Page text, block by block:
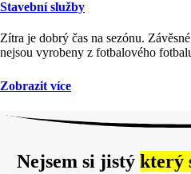
Stavební služby
Zítra je dobrý čas na sezónu.
nejsou vyrobeny z fotbalového
Zobrazit více
Nejsem si jistý který